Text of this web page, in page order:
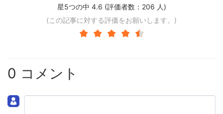
星5つの中 4.6 (評価者数： 206 人)
(この記事に対する評価をお願いします。)
0 コメント